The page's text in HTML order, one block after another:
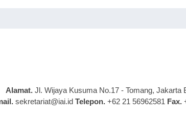
Alamat. Jl. Wijaya Kusuma No.17 - Tomang, Jakarta
sekretariat@iai.id Telepon. +62 21 56962581 Fax.